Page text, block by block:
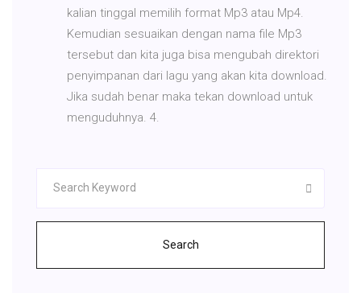
kalian tinggal memilih format Mp3 atau Mp4.
Kemudian sesuaikan dengan nama file Mp3
tersebut dan kita juga bisa mengubah direktori
penyimpanan dari lagu yang akan kita download.
Jika sudah benar maka tekan download untuk
menguduhnya. 4.
Search